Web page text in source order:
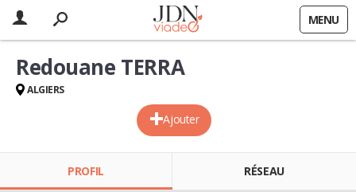
MENU
Ajouter
Redouane TERRA
ALGIERS
PROFIL RÉSEAU